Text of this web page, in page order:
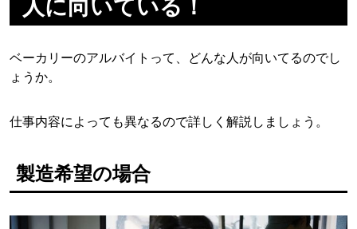
人に向いている！
ベーカリーのアルバイトって、どんな人が向いてるのでし
ょうか。
仕事内容によっても異なるので詳しく解説しましょう。
製造希望の場合